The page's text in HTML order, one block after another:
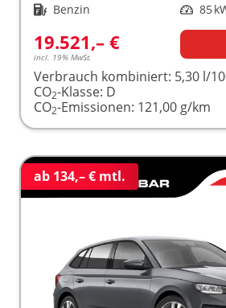
Kraftstoff Benzin Leistung 85
19.521,– €
incl. 19% MwSt.
Verbrauch kombiniert: 5,30 l/
CO2-Klasse: D
CO2-Emissionen: 121,00 g/km
ab 134,– € mtl.